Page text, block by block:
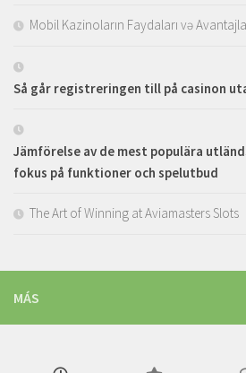
Mobil Kazinoların Faydaları və
Så går registreringen till på casinon
Jämförelse av de mest populära
fokus på funktioner och spelutbud
The Art of Winning at Aviamasters Slots
MÁS